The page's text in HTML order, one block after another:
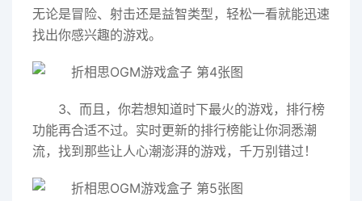
无论是冒险、射击还是益智类型，轻松一看就能迅速
找出你感兴趣的游戏。
3、而且，你若想知道时下最火的游戏，排行榜
功能再合适不过。实时更新的排行榜能让你洞悉潮
流，找到那些让人心潮澎湃的游戏，千万别错过！